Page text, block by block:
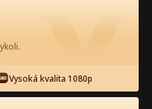
film
Vysoká kvalita 1080p